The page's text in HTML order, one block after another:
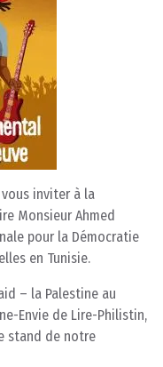
inviter à la
Monsieur Ahmed
pour la Démocratie
en Tunisie.
– la Palestine au
Envie de Lire-Philistin,
stand de notre